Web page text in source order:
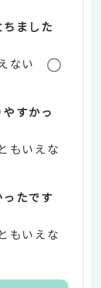
ました
ない
すかっ
もいえな
たです
もいえな